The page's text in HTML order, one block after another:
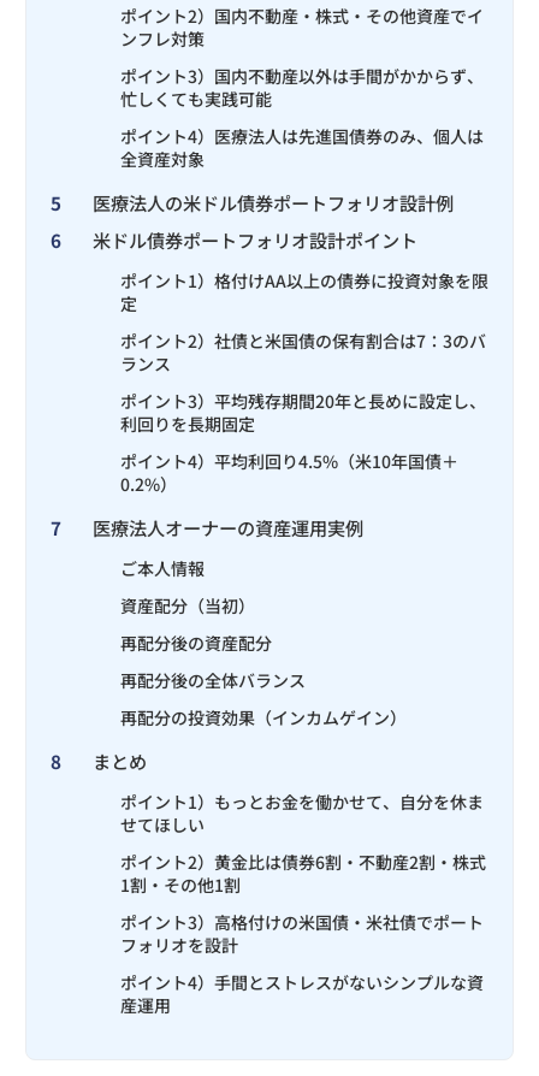
ポイント2）国内不動産・株式・その他資産でイ
ンフレ対策
ポイント3）国内不動産以外は手間がかからず、
忙しくても実践可能
ポイント4）医療法人は先進国債券のみ、個人は
全資産対象
5
医療法人の米ドル債券ポートフォリオ設計例
6
米ドル債券ポートフォリオ設計ポイント
ポイント1）格付けAA以上の債券に投資対象を限
定
ポイント2）社債と米国債の保有割合は7：3のバ
ランス
ポイント3）平均残存期間20年と長めに設定し、
利回りを長期固定
ポイント4）平均利回り4.5%（米10年国債＋
0.2%）
7 医療法人オーナーの資産運用実例
ご本人情報
資産配分（当初）
再配分後の資産配分
再配分後の全体バランス
再配分の投資効果（インカムゲイン）
8 まとめ
ポイント1）もっとお金を働かせて、自分を休ま
せてほしい
ポイント2）黄金比は債券6割・不動産2割・株式
1割・その他1割
ポイント3）高格付けの米国債・米社債でポート
フォリオを設計
ポイント4）手間とストレスがないシンプルな資
産運用